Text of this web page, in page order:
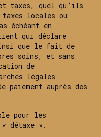
taxes, quel qu’ils
locales ou
échéant en
qui déclare
que le fait de
soins, et sans
de
légales
paiement auprès des
pour les
« détaxe ».